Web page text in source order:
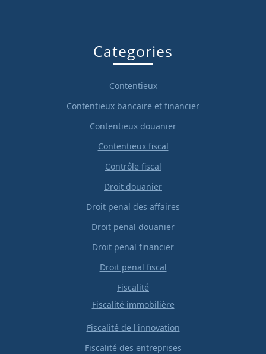
Categories
Contentieux
Contentieux bancaire et financier
Contentieux douanier
Contentieux fiscal
Contrôle fiscal
Droit douanier
Droit penal des affaires
Droit penal douanier
Droit penal financier
Droit penal fiscal
Fiscalité
Fiscalité immobilière
Fiscalité de l'innovation
Fiscalité des entreprises